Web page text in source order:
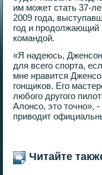
им может стать 37-
2009 года,
год и продолжающий
командой.
«Я надеюсь,
для всего спорта,
мне нравится
гонщиков. Его
любого другого
Алонсо, это точно»,
приводит
Читайте